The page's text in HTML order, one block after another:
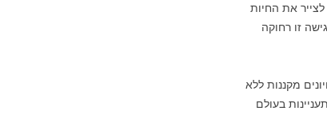
את החיות
זו רחוקה
מקננות ללא
בעולם